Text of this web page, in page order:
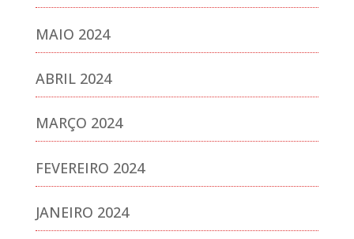
MAIO 2024
ABRIL 2024
MARÇO 2024
FEVEREIRO 2024
JANEIRO 2024